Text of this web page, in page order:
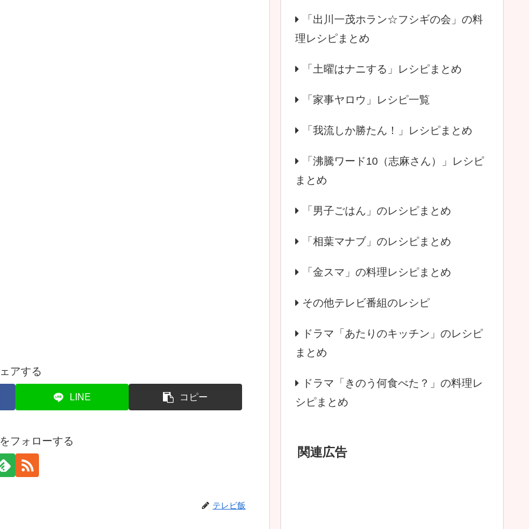
アする
LINE コピー
フォローする
テレビ飯
「出川一茂ホラン☆フシギの会」の料
理レシピまとめ
「土曜はナニする」レシピまとめ
「家事ヤロウ」レシピ一覧
「我流しか勝たん！」レシピまとめ
「沸騰ワード10（志麻さん）」レシピ
まとめ
「男子ごはん」のレシピまとめ
「相葉マナブ」のレシピまとめ
「金スマ」の料理レシピまとめ
その他テレビ番組のレシピ
ドラマ「あたりのキッチン」のレシピ
まとめ
ドラマ「きのう何食べた？」の料理レ
シピまとめ
関連広告